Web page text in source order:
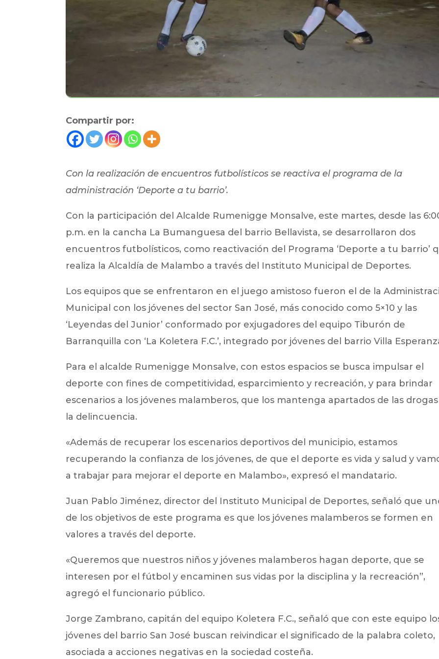
Compartir por:
Con la realización de encuentros futbolísticos se reactiva el programa de la
administración ‘Deporte a tu barrio’.
Con la participación del Alcalde Rumenigge Monsalve, este martes, desde las
p.m. en la cancha La Bumanguesa del barrio Bellavista, se desarrollaron dos
encuentros futbolísticos, como reactivación del Programa ‘Deporte a tu barrio’
realiza la Alcaldía de Malambo a través del Instituto Municipal de Deportes.
Los equipos que se enfrentaron en el juego amistoso fueron el de la
Municipal con los jóvenes del sector San José, más conocido como 5×10 y las
‘Leyendas del Junior’ conformado por exjugadores del equipo Tiburón de
Barranquilla con ‘La Koletera F.C.’, integrado por jóvenes del barrio Villa
Para el alcalde Rumenigge Monsalve, con estos espacios se busca impulsar el
deporte con fines de competitividad, esparcimiento y recreación, y para brindar
escenarios a los jóvenes malamberos, que los mantenga apartados de las
la delincuencia.
«Además de recuperar los escenarios deportivos del municipio, estamos
recuperando la confianza de los jóvenes, de que el deporte es vida y salud y
a trabajar para mejorar el deporte en Malambo», expresó el mandatario.
Juan Pablo Jiménez, director del Instituto Municipal de Deportes, señaló que
de los objetivos de este programa es que los jóvenes malamberos se formen en
valores a través del deporte.
«Queremos que nuestros niños y jóvenes malamberos hagan deporte, que se
interesen por el fútbol y encaminen sus vidas por la disciplina y la recreación”,
agregó el funcionario público.
Jorge Zambrano, capitán del equipo Koletera F.C., señaló que con este equipo
jóvenes del barrio San José buscan reivindicar el significado de la palabra coleto,
asociada a acciones negativas en la sociedad costeña.